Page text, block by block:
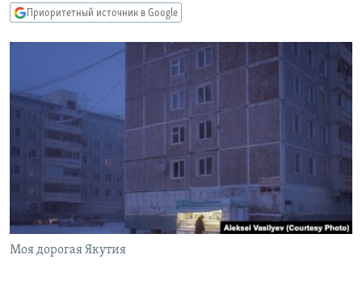
Вернутся
КАВКАЗ.РЕАЛИИ
РАСПИСАНИЕ ВЕЩАНИЯ
ПОДПИШИТЕСЬ НА РАССЫЛКУ
СОЦИАЛЬНЫЕ СЕТИ
Приоритетный источник в Google
Моя дорогая Якутия